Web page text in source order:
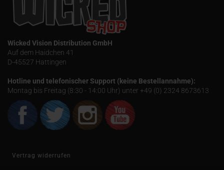
Wicked Vision Distribution GmbH
Auf dem Haidchen 41
D-45527 Hattingen
Hotline und telefonischer Support (keine Bestellannahme):
Montag bis Freitag (8:30 - 14:00 Uhr) unter +49 (0) 2324 8673613
Vertrag widerrufen